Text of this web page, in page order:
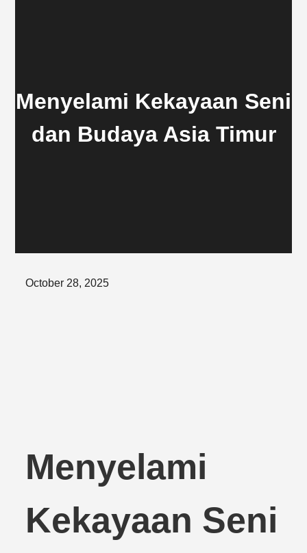
Menyelami Kekayaan Seni
dan Budaya Asia Timur
Posted
October 28, 2025
Menyelami
Kekayaan Seni